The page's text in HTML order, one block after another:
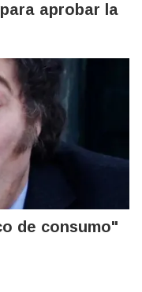
aprobar la
de consumo"